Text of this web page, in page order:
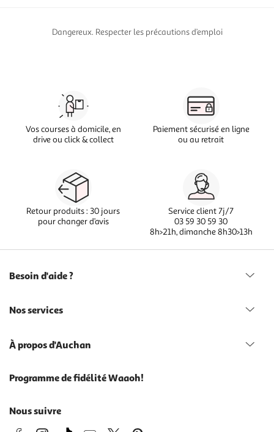
Dangereux. Respecter les précautions d’emploi
Vos courses à domicile, en
drive ou click & collect
Paiement sécurisé en ligne
ou au retrait
Retour produits : 30 jours
pour changer d’avis
Service client 7j/7
03 59 30 59 30
8h>21h, dimanche 8h30>13h
Besoin d'aide ?
Nos services
À propos d'Auchan
Programme de fidélité Waaoh!
Nous suivre